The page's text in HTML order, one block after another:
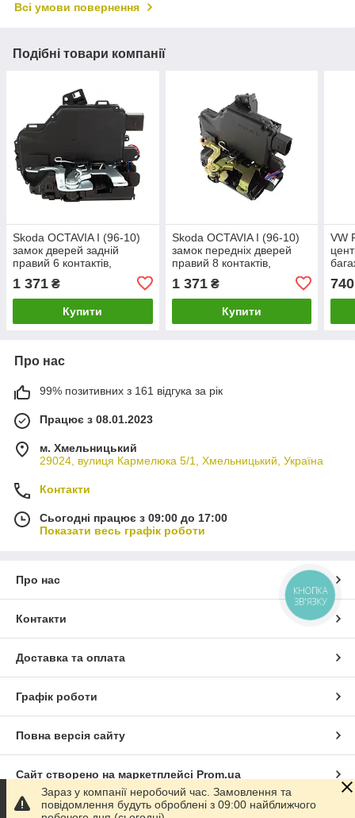
Всі умови повернення
Подібні товари компанії
Skoda OCTAVIA I (96-10)
замок дверей задній
правий 6 контактів,
Октавія
1 371 ₴
Купити
Skoda OCTAVIA I (96-10)
замок передніх дверей
правий 8 контактів,
Октавія 1
1 371₴
Купити
VW
740
Про нас
99% позитивних з 161 відгука за рік
Працює з 08.01.2023
м. Хмельницький
29024, вулиця Кармелюка 5/1, Хмельницький, Україна
Контакти
Сьогодні працює з 09:00 до 17:00
Показати весь графік роботи
Про нас
Контакти
Доставка та оплата
Графік роботи
Повна версія сайту
Сайт створено на маркетплейсі Prom.ua
Політика конфіденційності
Зараз у компанії неробочий час. Замовлення та
повідомлення будуть оброблені з 09:00 найближчого
КНОПКА
ЗВ'ЯЗКУ